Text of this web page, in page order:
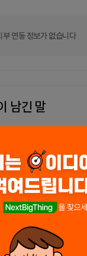
부 연동 정보가 없습니다
남긴 말
기가 도착하지 않았습니다